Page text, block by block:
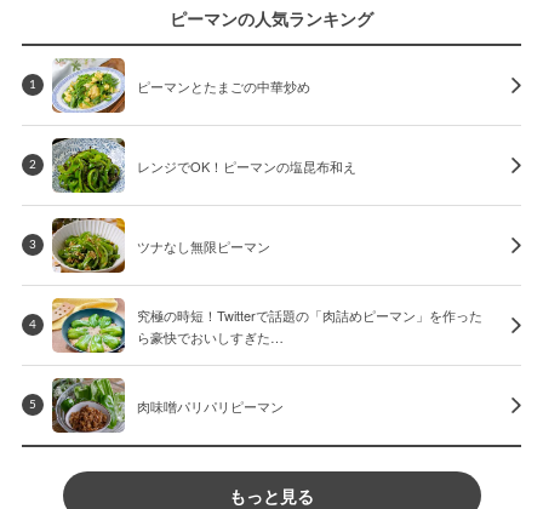
ピーマンの人気ランキング
1 ピーマンとたまごの中華炒め
2 レンジでOK！ピーマンの塩昆布和え
3 ツナなし無限ピーマン
4
究極の時短！Twitterで話題の「肉詰めピーマン」を作った
ら豪快でおいしすぎた…
5 肉味噌パリパリピーマン
もっと見る